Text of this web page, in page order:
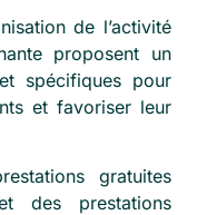
de l’activité
proposent un
spécifiques pour
et favoriser leur
gratuites
des prestations